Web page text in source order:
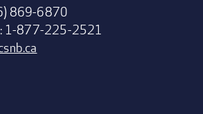
869-6870
: 1-877-225-2521